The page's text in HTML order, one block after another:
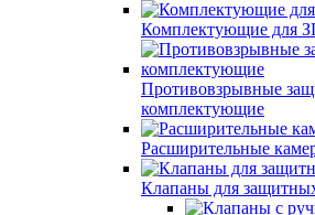
Комплектующие для
Противовзрывные
комплектующие
Расширительные
Клапаны для